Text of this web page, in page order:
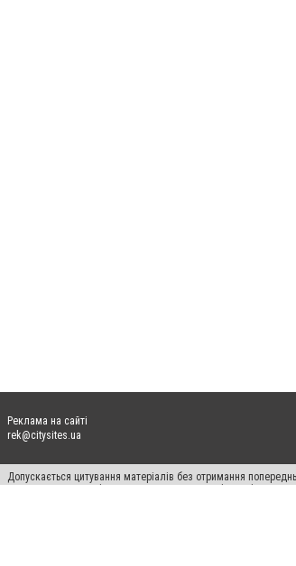
Реклама на сайті
rek@citysites.ua
Допускається цитування матеріалів без отримання
пошукових систем гіперпосилання на цитовані статті не